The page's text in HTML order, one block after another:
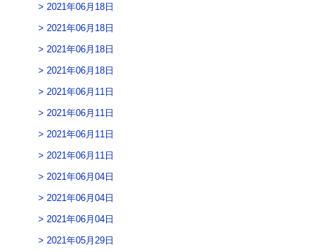
2021年06月18日
2021年06月18日
2021年06月18日
2021年06月18日
2021年06月11日
2021年06月11日
2021年06月11日
2021年06月11日
2021年06月04日
2021年06月04日
2021年06月04日
2021年05月29日